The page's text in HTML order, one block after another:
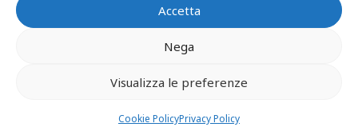
Accetta
Nega
Visualizza le preferenze
Cookie PolicyPrivacy Policy
delle parti ed il
principio del libero
convincimento del